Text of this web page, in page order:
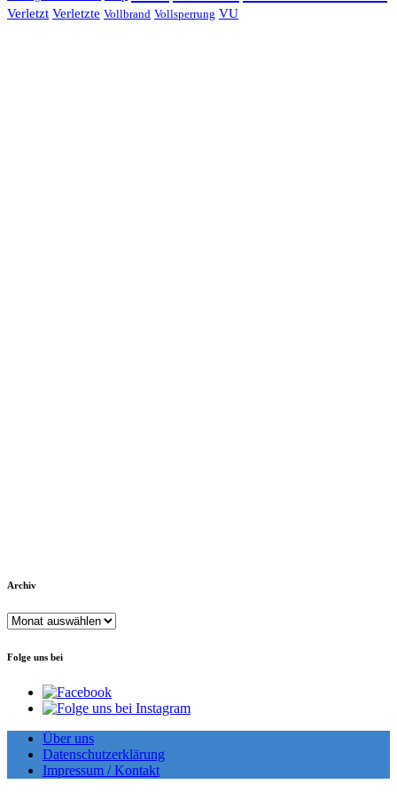
Verletzt Verletzte Vollbrand Vollsperrung VU
Archiv
Archiv
Folge uns bei
Über uns
Datenschutzerklärung
Impressum / Kontakt